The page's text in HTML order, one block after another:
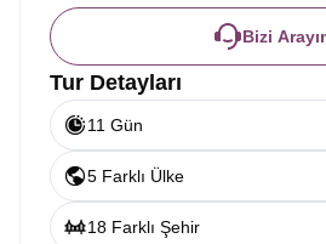
Bizi
Tur Detayları
11 Gün
5 Farklı Ülke
18 Farklı Şehir